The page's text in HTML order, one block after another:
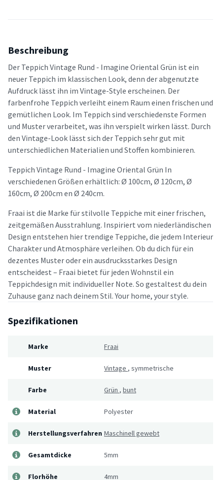
Beschreibung
Der Teppich Vintage Rund - Imagine Oriental Grün ist ein
neuer Teppich im klassischen Look, denn der abgenutzte
Aufdruck lässt ihn im Vintage-Style erscheinen. Der
farbenfrohe Teppich verleiht einem Raum einen frischen und
gemütlichen Look. Im Teppich sind verschiedenste Formen
und Muster verarbeitet, was ihn verspielt wirken lässt. Durch
den Vintage-Look lässt sich der Teppich sehr gut mit
unterschiedlichen Materialien und Stoffen kombinieren.
Teppich Vintage Rund - Imagine Oriental Grün In
verschiedenen Größen erhältlich: Ø 100cm, Ø 120cm, Ø
160cm, Ø 200cm en Ø 240cm.
Fraai ist die Marke für stilvolle Teppiche mit einer frischen,
zeitgemäßen Ausstrahlung. Inspiriert vom niederländischen
Design entstehen hier trendige Teppiche, die jedem Interieur
Charakter und Atmosphäre verleihen. Ob du dich für ein
dezentes Muster oder ein ausdrucksstarkes Design
entscheidest – Fraai bietet für jeden Wohnstil ein
Teppichdesign mit individueller Note. So gestaltest du dein
Zuhause ganz nach deinem Stil. Your home, your style.
Spezifikationen
Marke Fraai
Muster Vintage , symmetrische
Farbe Grün , bunt
Material Polyester
Herstellungsverfahren Maschinell gewebt
Gesamtdicke 5mm
Florhöhe 4mm